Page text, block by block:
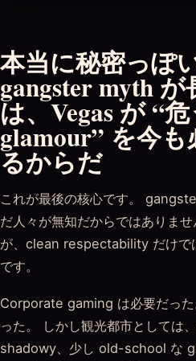
本当に秘密っぽ
gangster myth
は、Vegas が “
glamour” を今
るからだ
これが最後の核心です。
だ人々が無知だからではありま
が、clean respectability だけで
です。
Corporate gaming は必要だっ
った。 しかし観光都市としては
shadowy、少し old-school な